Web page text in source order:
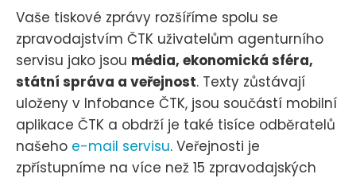
Vaše tiskové zprávy rozšíříme spolu se
zpravodajstvím ČTK uživatelům agenturního
servisu jako jsou média, ekonomická sféra,
státní správa a veřejnost. Texty zůstávají
uloženy v Infobance ČTK, jsou součástí mobilní
aplikace ČTK a obdrží je také tisíce odběratelů
našeho e-mail servisu. Veřejnosti je
zpřístupníme na více než 15 zpravodajských